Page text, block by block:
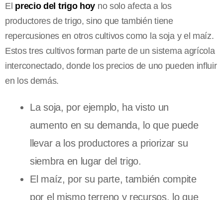
El precio del trigo hoy no solo afecta a los
productores de trigo, sino que también tiene
repercusiones en otros cultivos como la soja y el maíz.
Estos tres cultivos forman parte de un sistema agrícola
interconectado, donde los precios de uno pueden influir
en los demás.
La soja, por ejemplo, ha visto un
aumento en su demanda, lo que puede
llevar a los productores a priorizar su
siembra en lugar del trigo.
El maíz, por su parte, también compite
por el mismo terreno y recursos, lo que